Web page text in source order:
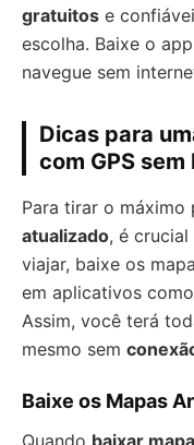
gratuitos e
escolha. Baixe o
navegue sem
Dicas para
com GPS
Para tirar o máximo
atualizado, é
viajar, baixe os
em aplicativos
Assim, você terá
mesmo sem
Baixe os Mapas